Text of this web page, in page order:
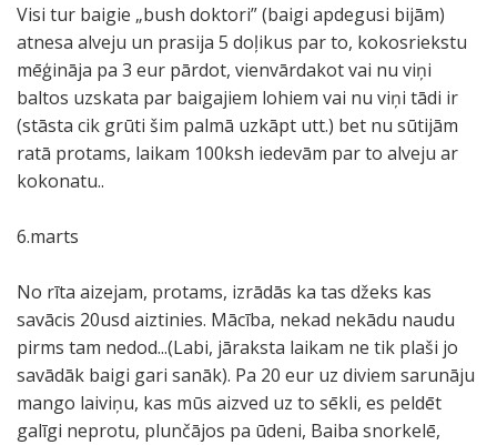
Visi tur baigie „bush doktori” (baigi apdegusi bijām)
atnesa alveju un prasija 5 doļikus par to, kokosriekstu
mēģināja pa 3 eur pārdot, vienvārdakot vai nu viņi
baltos uzskata par baigajiem lohiem vai nu viņi tādi ir
(stāsta cik grūti šim palmā uzkāpt utt.) bet nu sūtijām
ratā protams, laikam 100ksh iedevām par to alveju ar
kokonatu..
6.marts
No rīta aizejam, protams, izrādās ka tas džeks kas
savācis 20usd aiztinies. Mācība, nekad nekādu naudu
pirms tam nedod...(Labi, jāraksta laikam ne tik plaši jo
savādāk baigi gari sanāk). Pa 20 eur uz diviem sarunāju
mango laiviņu, kas mūs aizved uz to sēkli, es peldēt
galīgi neprotu, plunčājos pa ūdeni, Baiba snorkelē,